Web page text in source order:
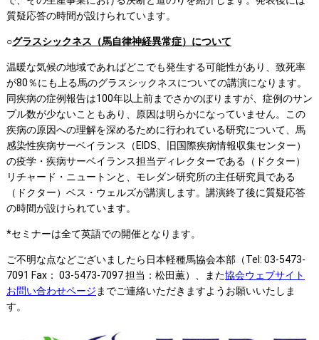
質疑応答の時間が設けられています。
○グラスシックネス（馬自律神経異常症）について
温暖な気候の地域であればどこでも発生する可能性があり、致死率
が80％にも上る馬のグラスシックネスについての講演になります。
同疾病の症例報告は100年以上前までさかのぼりますが、症例のサン
プル数が少ないこともあり、原因は明らかになっていません。この
疾病の原因への理解を深めるために行われている研究について、馬
感染性疾病サーベイランス（EIDS、旧国際疾病情報収集センター）
の疫学・疾病サーベイランス担当ディレクターである（ドクター）
リチャード・ニュートンと、モレダン研究所の主任研究員である
（ドクター）ベス・ウェルズが講演します。講演終了後に質疑応答
の時間が設けられています。
*セミナーは全て英語での開催となります。
ご不明な点などございましたら日本軽種馬協会本部（Tel: 03-5473-
7091 Fax： 03-5473-7097 担当：松田薫）、また協会ウェブサイト
お問い合わせページまでご連絡いただきますようお願いいたしま
す。